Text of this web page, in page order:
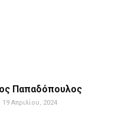
Παπαδόπουλος
19 Απριλίου, 2024